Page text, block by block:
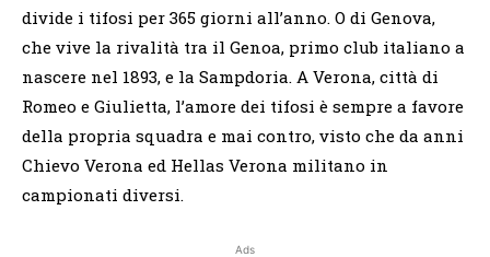
divide i tifosi per 365 giorni all’anno. O di Genova,
che vive la rivalità tra il Genoa, primo club italiano a
nascere nel 1893, e la Sampdoria. A Verona, città di
Romeo e Giulietta, l’amore dei tifosi è sempre a favore
della propria squadra e mai contro, visto che da anni
Chievo Verona ed Hellas Verona militano in
campionati diversi.
Ads